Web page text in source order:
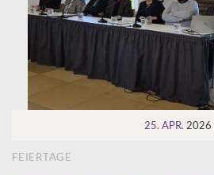
25. APR. 2026
FEIERTAGE